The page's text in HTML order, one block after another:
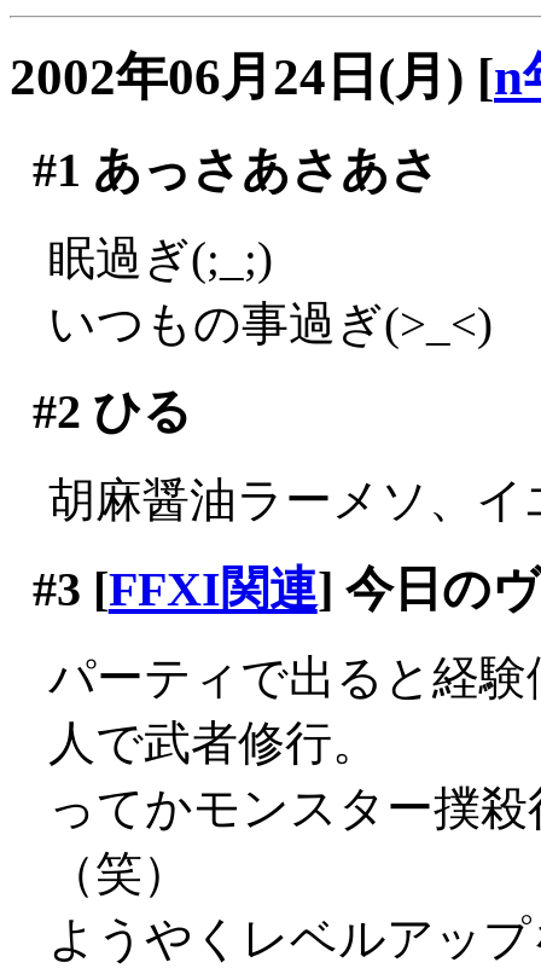
2002年06月24日(月) [n
#1 あっさあさあさ
眠過ぎ(;_;)
いつもの事過ぎ(>_<)
#2 ひる
胡麻醤油ラーメソ、イ
#3 [FFXI関連] 今日の
パーティで出ると経
人で武者修行。
ってかモンスター撲
（笑）
ようやくレベルアッ